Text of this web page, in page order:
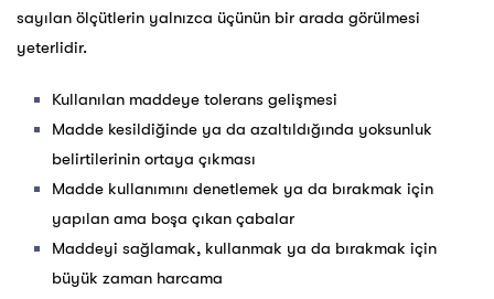
sayılan ölçütlerin yalnızca üçünün bir arada görülmesi
yeterlidir.
Kullanılan maddeye tolerans gelişmesi
Madde kesildiğinde ya da azaltıldığında yoksunluk
belirtilerinin ortaya çıkması
Madde kullanımını denetlemek ya da bırakmak için
yapılan ama boşa çıkan çabalar
Maddeyi sağlamak, kullanmak ya da bırakmak için
büyük zaman harcama